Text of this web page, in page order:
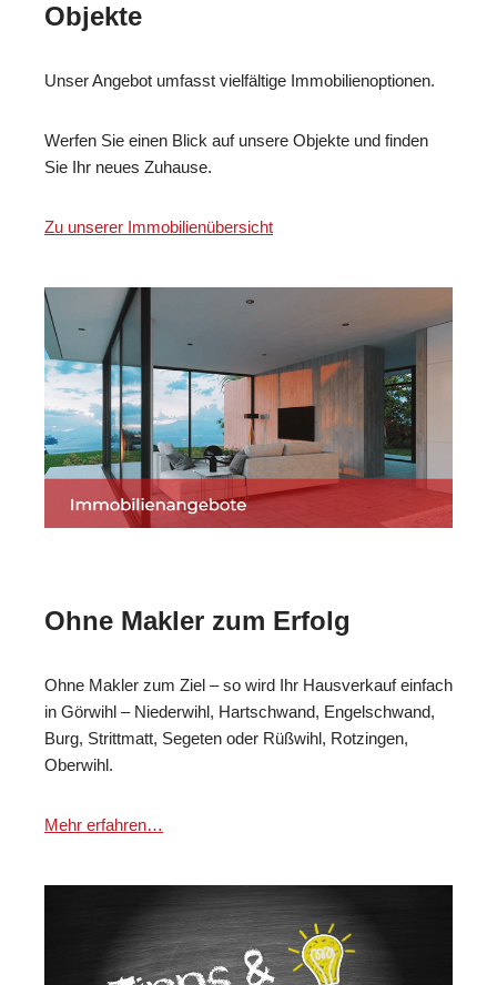
Objekte
Unser Angebot umfasst vielfältige Immobilienoptionen.
Werfen Sie einen Blick auf unsere Objekte und finden
Sie Ihr neues Zuhause.
Zu unserer Immobilienübersicht
Ohne Makler zum Erfolg
Ohne Makler zum Ziel – so wird Ihr Hausverkauf einfach
in Görwihl – Niederwihl, Hartschwand, Engelschwand,
Burg, Strittmatt, Segeten oder Rüßwihl, Rotzingen,
Oberwihl.
Mehr erfahren…